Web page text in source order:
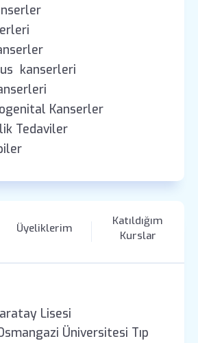
kanserleri
Kanserler
Tedaviler
Üyeliklerim
Katıldığım
Kurslar
Lisesi
Üniversitesi Tıp